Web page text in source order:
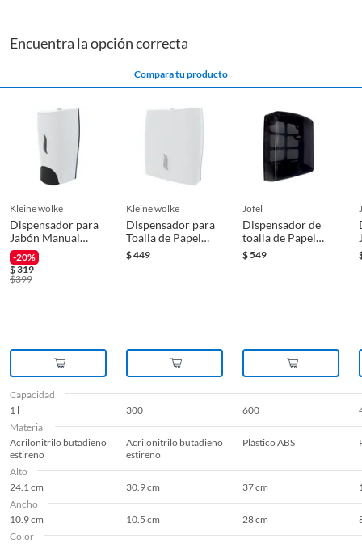
Encuentra la opción correcta
Compara tu producto
kleine wolke
Dispensador para
Jabón Manual
Blanco 1 Litro
Blanco
-20%
$319
$399
kleine wolke
Dispensador para
Toalla de Papel
Doblado Blanco
$449
jofel
Dispensador de
toalla de Papel
Interdoblada
$549
Capacidad
1 l
300 600
Material
Acrilonitrilo butadieno
estireno
Acrilonitrilo butadieno
estireno
Plástico ABS
Alto
24.1 cm
30.9 cm 37 cm
Ancho
10.9 cm
10.5 cm 28 cm
Color